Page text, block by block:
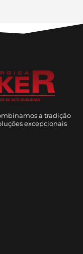
a tradição
excepcionais